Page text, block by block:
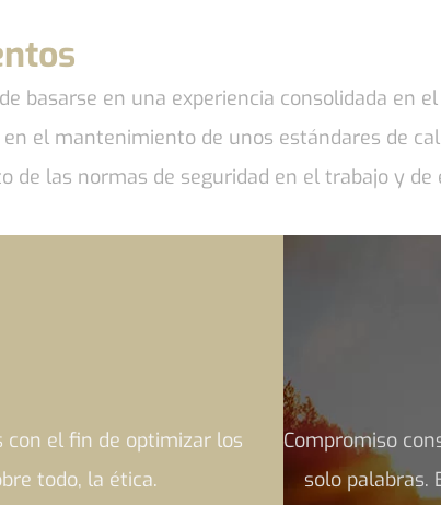
basarse en una experiencia consolidada en
el mantenimiento de unos estándares de
de las normas de seguridad en el trabajo y de
con el fin de optimizar los
todo, la ética.
Compromiso
solo palabras.